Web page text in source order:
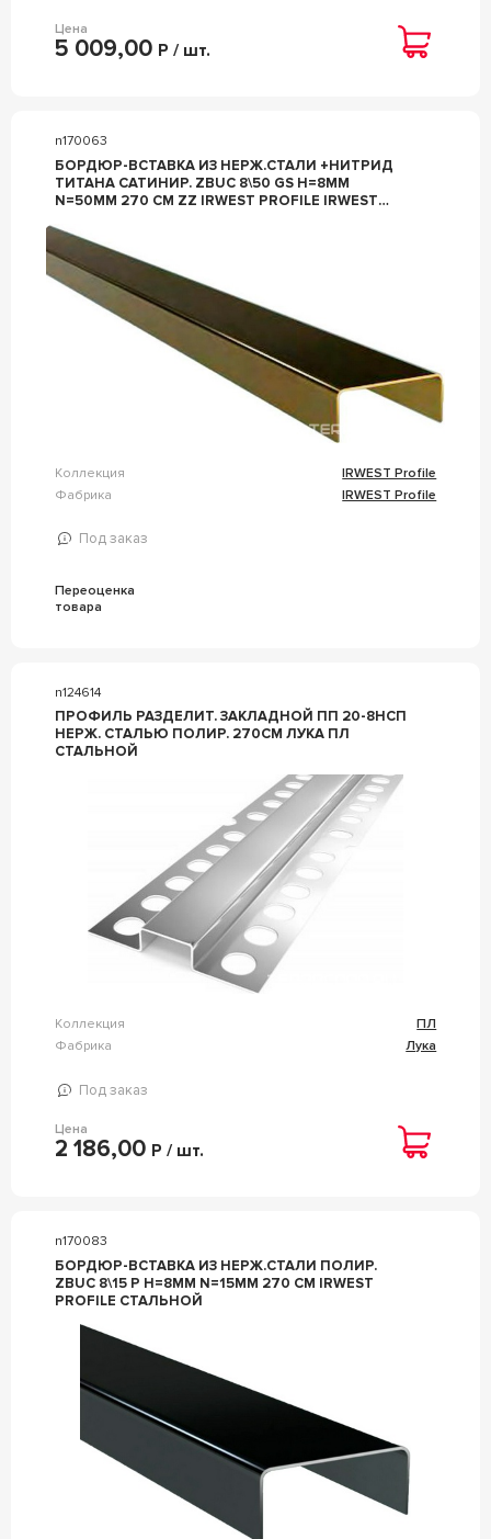
Цена
5 009,00 Р / шт.
n170063
БОРДЮР-ВСТАВКА ИЗ НЕРЖ.СТАЛИ +НИТРИД
ТИТАНА САТИНИР. ZBUC 8\50 GS H=8ММ
N=50ММ 270 СМ ZZ IRWEST PROFILE IRWEST
Коллекция
IRWEST Profile
Фабрика
IRWEST Profile
Под заказ
Переоценка
товара
n124614
ПРОФИЛЬ РАЗДЕЛИТ. ЗАКЛАДНОЙ ПП 20-8НСП
НЕРЖ. СТАЛЬЮ ПОЛИР. 270СМ ЛУКА ПЛ
СТАЛЬНОЙ
Коллекция
ПЛ
Фабрика
Лука
Под заказ
Цена
2 186,00 Р / шт.
n170083
БОРДЮР-ВСТАВКА ИЗ НЕРЖ.СТАЛИ ПОЛИР.
ZBUC 8\15 P H=8ММ N=15ММ 270 СМ IRWEST
PROFILE СТАЛЬНОЙ